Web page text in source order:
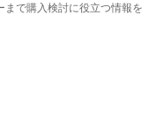
で購入検討に役立つ情報を